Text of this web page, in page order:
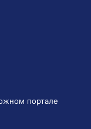
портале